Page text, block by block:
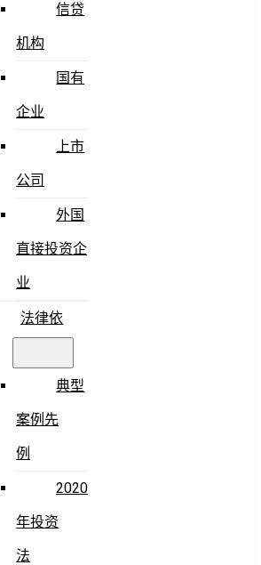
信贷
机构
国有
企业
上市
公司
外国
直接投资企
业
法律依
典型
案例先
例
2020
年投资
法